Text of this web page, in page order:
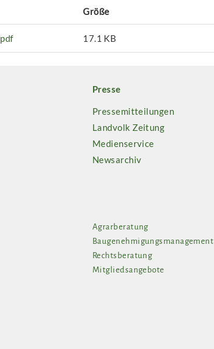
Größe
17.1 KB
Presse
Pressemitteilungen
Landvolk Zeitung
Medienservice
Newsarchiv
Agrarberatung
Baugenehmigungsmanagement
Rechtsberatung
Mitgliedsangebote